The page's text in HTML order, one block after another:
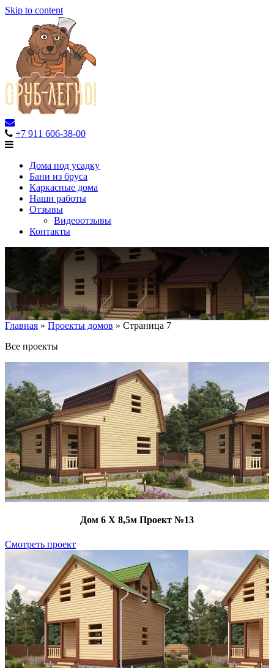
Skip to content
+7 911 606-38-00
Дома под усадку
Бани из бруса
Каркасные дома
Наши работы
Отзывы
Видеоотзывы
Контакты
Главная » Проекты домов » Страница 7
Все проекты
Дом 6 Х 8,5м Проект №13
Смотреть проект